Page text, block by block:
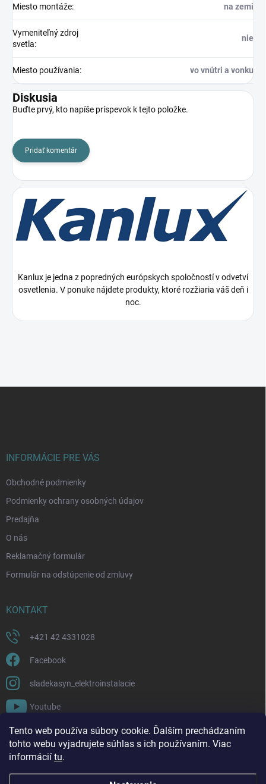
Tento web používa súbory cookie. Ďalším prechádzaním
tohto webu vyjadrujete súhlas s ich používaním. Viac
informácií tu.
Miesto montáže: na zemi
Vymeniteľný zdroj
svetla:
nie
Miesto používania: vo vnútri a vonku
Diskusia
Buďte prvý, kto napíše príspevok k tejto položke.
Pridať komentár
Kanlux je jedna z popredných európskych spoločností v odvetví
osvetlenia. V ponuke nájdete produkty, ktoré rozžiaria váš deň i
noc.
INFORMÁCIE PRE VÁS
Obchodné podmienky
Podmienky ochrany osobných údajov
Predajňa
O nás
Reklamačný formulár
Formulár na odstúpenie od zmluvy
KONTAKT
+421 42 4331028
Facebook
sladekasyn_elektroinstalacie
Youtube
FACEBOOK